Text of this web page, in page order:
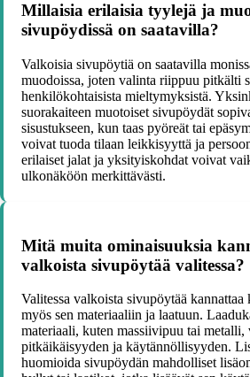
Millaisia erilaisia tyylejä ja
sivupöydissä on saatavilla?
Valkoisia sivupöytiä on saatavilla
muodoissa, joten valinta riippuu pitkälti
henkilökohtaisista mieltymyksistä.
suorakaiteen muotoiset sivupöydät
sisustukseen, kun taas pyöreät tai
voivat tuoda tilaan leikkisyyttä ja
erilaiset jalat ja yksityiskohdat voivat
ulkonäköön merkittävästi.
Mitä muita ominaisuuksia
valkoista sivupöytää valitessa?
Valitessa valkoista sivupöytää
myös sen materiaaliin ja laatuun.
materiaali, kuten massiivipuu tai metalli,
pitkäikäisyyden ja käytännöllisyyden.
huomioida sivupöydän mahdolliset